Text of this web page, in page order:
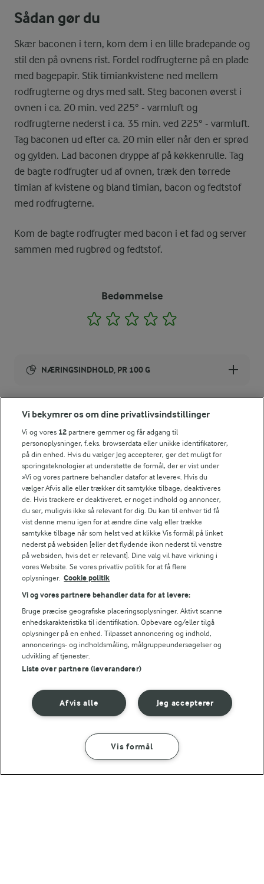
Sådan gør du
Skær baconen i tern, kom dem i en lille bradepande og
stil den på ovnens rist. Fordel rodfrugterne på en plade
med bagepapir. Stik timiankvistene ned mellem
rodfrugterne og drys med salt. Steg baconen øverst i
ovnen i ca. 20 min. ved 225° - varmluft og
rodfrugterne nederst i ca. 35 min. ved 225° - varmluft.
Tag baconen ud efter ca. 20 min eller når den er sprød
og gylden. Lad baconen dryppe af på køkkenrulle. Tag
de bagte rodfrugter ud af ovnen, træk den tørrede
timian af kvistene og bland timian, bacon og fedtstof
med rodfrugterne.
Kom de bagte rodfrugter med bacon i et fad og server
sammen med rugbrød og fedtstof.
Bedømmelse
1 2 3 4
NÆRINGSINDHOLD, PR 100 G
Energiindhold:
511 kJ / 122 kcal
Energifordeling
ENERGI PR 100 G
Fiber:
3,1 g
Protein:
3,4 g
7 g
Andre gode forslag
2 TIMER 5 MIN
Bålsuppe
(7)
MAD GIVER LÆRING TIL LIVET
Kan det at dufte og
smage lære os noget?
SÅDAN GØR DU INGREDIENSER
Vi bekymrer os om dine privatlivsindstillinger
Vi og vores 12 partnere gemmer og får adgang til
personoplysninger, f.eks. browserdata eller unikke identifikatorer,
på din enhed. Hvis du vælger Jeg accepterer, gør det muligt for
sporingsteknologier at understøtte de formål, der er vist under
»Vi og vores partnere behandler datafor at levere«. Hvis du
vælger Afvis alle eller trækker dit samtykke tilbage, deaktiveres
de. Hvis trackere er deaktiveret, er noget indhold og annoncer,
du ser, muligvis ikke så relevant for dig. Du kan til enhver tid få
vist denne menu igen for at ændre dine valg eller trække
samtykke tilbage når som helst ved at klikke Vis formål på linket
nederst på websiden [eller det flydende ikon nederst til venstre
på websiden, hvis det er relevant]. Dine valg vil have virkning i
vores Website. Se vores privatliv politik for at få flere
oplysninger. Cookie politik
Vi og vores partnere behandler data for at levere:
Bruge præcise geografiske placeringsoplysninger. Aktivt scanne
enhedskarakteristika til identifikation. Opbevare og/eller tilgå
oplysninger på en enhed. Tilpasset annoncering og indhold,
annoncerings- og indholdsmåling, målgruppeundersøgelser og
udvikling af tjenester.
Liste over partnere (leverandører)
Jeg accepterer
Afvis alle
Vis formål